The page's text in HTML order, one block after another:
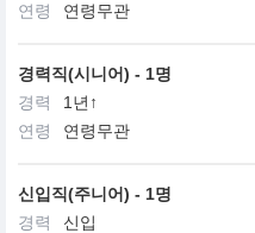
연령
연령무관
경력직(시니어) - 1명
경력
1년↑
연령
연령무관
신입직(주니어) - 1명
경력
신입